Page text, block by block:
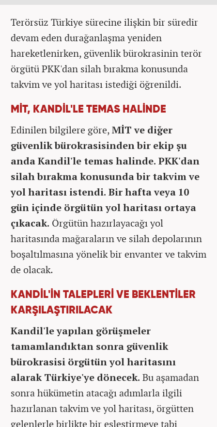
Terörsüz Türkiye sürecine ilişkin bir süredir
devam eden durağanlaşma yeniden
hareketlenirken, güvenlik bürokrasinin terör
örgütü PKK'dan silah bırakma konusunda
takvim ve yol haritası istediği öğrenildi.
MİT, KANDİL'LE TEMAS HALİNDE
Edinilen bilgilere göre,MİT ve diğer
güvenlik bürokrasisinden bir ekip şu
anda Kandil'le temas halinde. PKK'dan
silah bırakma konusunda bir takvim ve
yol haritası istendi. Bir hafta veya 10
gün içinde örgütün yol haritası ortaya
çıkacak. Örgütün hazırlayacağı yol
haritasında mağaraların ve silah depolarının
boşaltılmasına yönelik bir envanter ve takvim
de olacak.
KANDİL'İN TALEPLERİ VE BEKLENTİLER
KARŞILAŞTIRILACAK
Kandil'le yapılan görüşmeler
tamamlandıktan sonra güvenlik
bürokrasisi örgütün yol haritasını
alarak Türkiye'ye dönecek. Bu aşamadan
sonra hükümetin atacağı adımlarla ilgili
hazırlanan takvim ve yol haritası, örgütten
gelenlerle birlikte bir eşleştirmeye tabi